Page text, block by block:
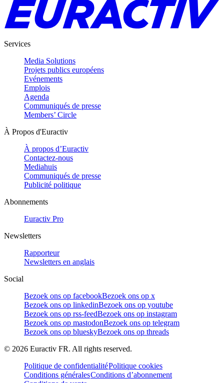
Services
Media Solutions
Projets publics européens
Evénements
Emplois
Agenda
Communiqués de presse
Members’ Circle
À Propos d'Euractiv
À propos d’Euractiv
Contactez-nous
Mediahuis
Communiqués de presse
Publicité politique
Abonnements
Euractiv Pro
Newsletters
Rapporteur
Newsletters en anglais
Social
Bezoek ons op facebookBezoek ons op x
Bezoek ons op linkedinBezoek ons op youtube
Bezoek ons op rss-feedBezoek ons op instagram
Bezoek ons op mastodonBezoek ons op telegram
Bezoek ons op blueskyBezoek ons op threads
© 2026 Euractiv FR. All rights reserved.
Politique de confidentialitéPolitique cookies
Conditions généralesConditions d’abonnement